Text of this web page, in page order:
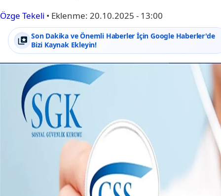
Özge Tekeli • Eklenme: 20.10.2025 - 13:00
Son Dakika ve Önemli Haberler İçin Google Haberler'de
Bizi Kaynak Ekleyin!